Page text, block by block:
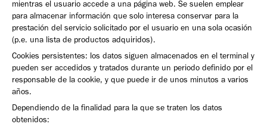
mientras el usuario accede a una página web. Se suelen emplear
para almacenar información que solo interesa conservar para la
prestación del servicio solicitado por el usuario en una sola ocasión
(p.e. una lista de productos adquiridos).
Cookies persistentes: los datos siguen almacenados en el terminal y
pueden ser accedidos y tratados durante un periodo definido por el
responsable de la cookie, y que puede ir de unos minutos a varios
años.
Dependiendo de la finalidad para la que se traten los datos
obtenidos: